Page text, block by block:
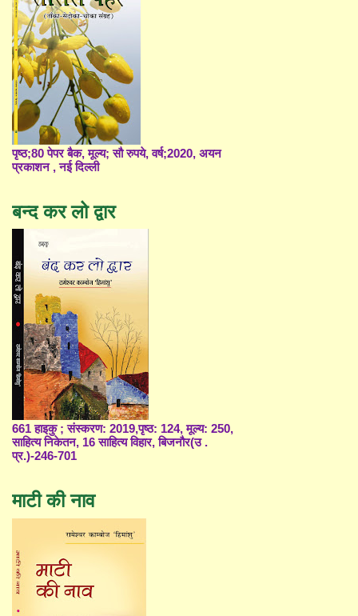
पृष्ठ;80 पेपर बैक, मूल्य; सौ रुपये, वर्ष;2020, अयन
प्रकाशन , नई दिल्ली
बन्द कर लो द्वार
661 हाइकु ; संस्करण: 2019,पृष्ठ: 124, मूल्य: 250,
साहित्य निकेतन, 16 साहित्य विहार, बिजनौर(उ .
प्र.)-246-701
माटी की नाव